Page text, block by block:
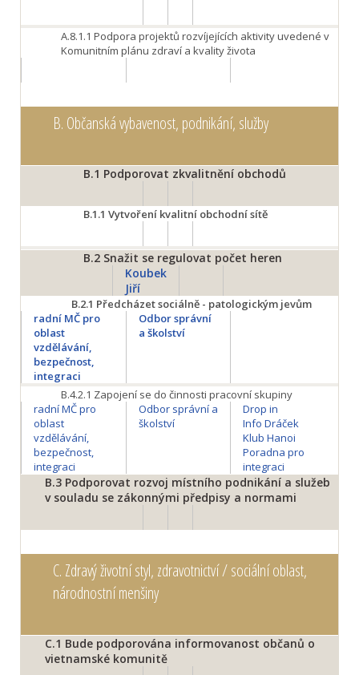
A.8.1.1 Podpora projektů rozvíjejících aktivity uvedené v
Komunitním plánu zdraví a kvality života
B. Občanská vybavenost, podnikání, služby
B.1 Podporovat zkvalitnění obchodů
B.1.1 Vytvoření kvalitní obchodní sítě
B.2 Snažit se regulovat počet heren
Koubek
Jiří
B.2.1 Předcházet sociálně - patologickým jevům
radní MČ pro
oblast
vzdělávání,
bezpečnost,
integraci
Odbor správní
a školství
B.4.2.1 Zapojení se do činnosti pracovní skupiny
radní MČ pro
oblast
vzdělávání,
bezpečnost,
integraci
Odbor správní a
školství
Drop in
Info Dráček
Klub Hanoi
Poradna pro
integraci
B.3 Podporovat rozvoj místního podnikání a služeb
v souladu se zákonnými předpisy a normami
C. Zdravý životní styl, zdravotnictví / sociální oblast,
národnostní menšiny
C.1 Bude podporována informovanost občanů o
vietnamské komunitě